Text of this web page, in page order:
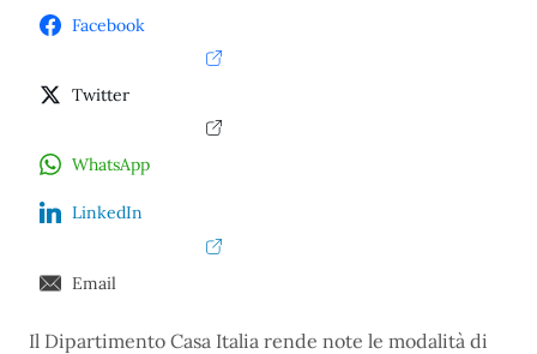
Facebook
Twitter
WhatsApp
LinkedIn
Email
Il Dipartimento Casa Italia rende note le modalità di